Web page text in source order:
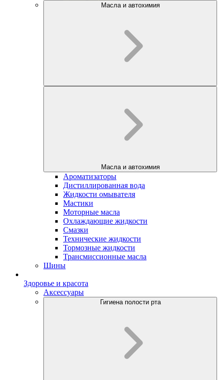
Масла и автохимия
Масла и автохимия
Ароматизаторы
Дистиллированная вода
Жидкости омывателя
Мастики
Моторные масла
Охлаждающие жидкости
Смазки
Технические жидкости
Тормозные жидкости
Трансмиссионные масла
Шины
Здоровье и красота
Аксессуары
Гигиена полости рта